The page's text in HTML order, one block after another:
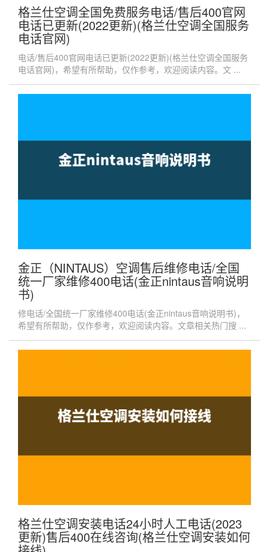
格兰仕空调全国免费服务电话/售后400官网
电话已更新(2022更新)(格兰仕空调全国服务
电话官网)
电话/售后400官网电话已更新(2022更新)(格兰仕空调全国服务
电话官网)，希望有所帮助，仅作参考，欢迎阅读内容。文 ...
金正（NINTAUS）空调售后维修电话/全国
统一厂家维修400电话(金正nintaus音响说明
书)
修电话/全国统一厂家维修400电话(金正nintaus音响说明书)，
希望有所帮助，仅作参考，欢迎阅读内容。文章相关热门搜 ...
格兰仕空调安装电话24小时人工电话(2023
更新)售后400在线咨询(格兰仕空调安装如何